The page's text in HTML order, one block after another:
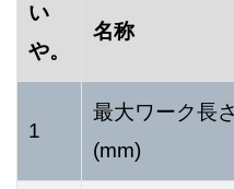
い
や。
名称
1
最大ワーク長さ
(mm)